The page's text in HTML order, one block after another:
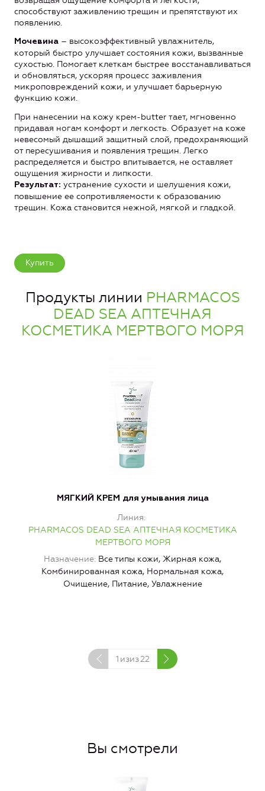
способствуют заживлению трещин и препятствуют их
появлению.
Мочевина – высокоэффективный увлажнитель,
который быстро улучшает состояния кожи, вызванные
сухостью. Помогает клеткам быстрее восстанавливаться
и обновляться, ускоряя процесс заживления
микроповреждений кожи, и улучшает барьерную
функцию кожи.
При нанесении на кожу крем-butter тает, мгновенно
придавая ногам комфорт и легкость. Образует на коже
невесомый дышащий защитный слой, предохраняющий
от пересушивания и появления трещин. Легко
распределяется и быстро впитывается, не оставляет
ощущения жирности и липкости.
Результат: устранение сухости и шелушения кожи,
повышение ее сопротивляемости к образованию
трещин. Кожа становится нежной, мягкой и гладкой.
Купить
Продукты линии PHARMACOS
DEAD SEA АПТЕЧНАЯ
КОСМЕТИКА МЕРТВОГО МОРЯ
МЯГКИЙ КРЕМ для умывания лица
Линия
PHARMACOS DEAD SEA АПТЕЧНАЯ КОСМЕТИКА
МЕРТВОГО МОРЯ
Назначение Все типы кожи, Жирная кожа,
Комбинированная кожа, Нормальная кожа,
Очищение, Питание, Увлажнение
1 изиз22
Вы смотрели